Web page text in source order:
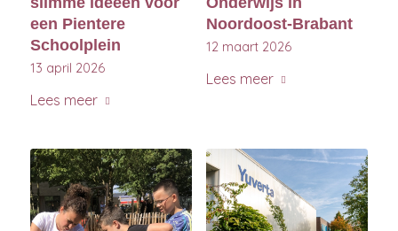
een Pientere
Schoolplein
13 april 2026
Lees meer
Noordoost-Brabant
12 maart 2026
Lees meer